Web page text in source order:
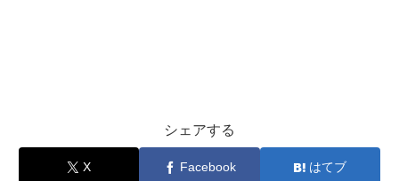
シェアする
X Facebook はてブ